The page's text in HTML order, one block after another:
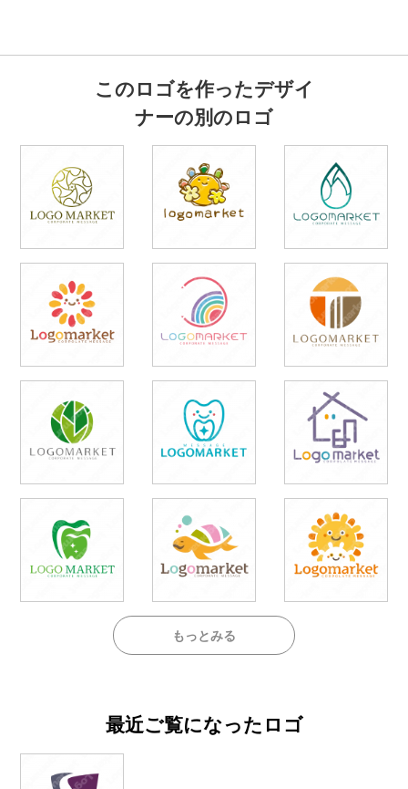
このロゴを作ったデザイ
ナーの別のロゴ
もっとみる
最近ご覧になったロゴ